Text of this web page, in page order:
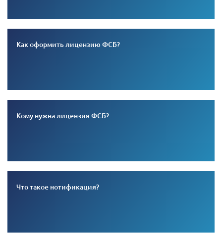
Как оформить лицензию ФСБ?
Кому нужна лицензия ФСБ?
Что такое нотификация?